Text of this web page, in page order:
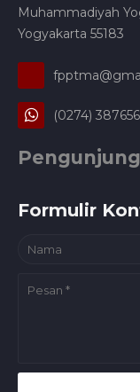
Muhammadiyah
Yogyakarta 55183
(0274)
Formulir